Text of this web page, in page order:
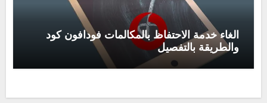
الغاء خدمة الاحتفاظ بالمكالمات فودافون كود
والطريقة بالتفصيل